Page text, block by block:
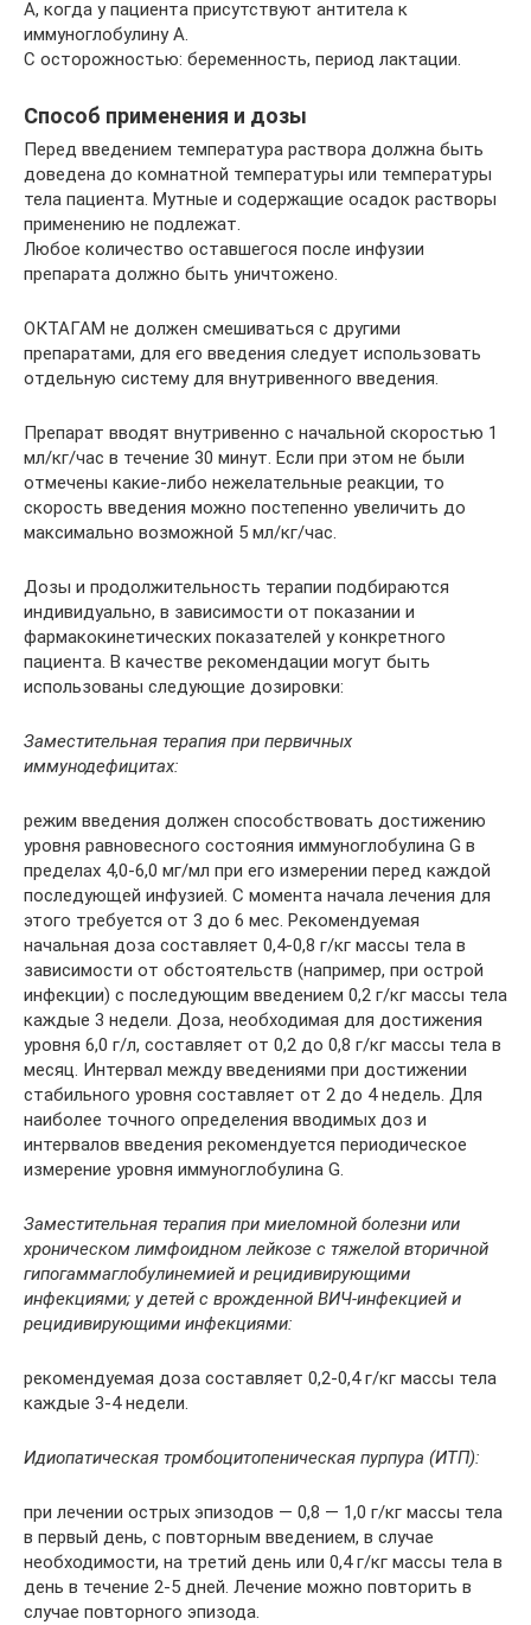
А, когда у пациента присутствуют антитела к
иммуноглобулину А.
С осторожностью: беременность, период лактации.
Способ применения и дозы
Перед введением температура раствора должна быть
доведена до комнатной температуры или температуры
тела пациента. Мутные и содержащие осадок растворы
применению не подлежат.
Любое количество оставшегося после инфузии
препарата должно быть уничтожено.
ОКТАГАМ не должен смешиваться с другими
препаратами, для его введения следует использовать
отдельную систему для внутривенного введения.
Препарат вводят внутривенно с начальной скоростью 1
мл/кг/час в течение 30 минут. Если при этом не были
отмечены какие-либо нежелательные реакции, то
скорость введения можно постепенно увеличить до
максимально возможной 5 мл/кг/час.
Дозы и продолжительность терапии подбираются
индивидуально, в зависимости от показании и
фармакокинетических показателей у конкретного
пациента. В качестве рекомендации могут быть
использованы следующие дозировки:
Заместительная терапия при первичных
иммунодефицитах:
режим введения должен способствовать достижению
уровня равновесного состояния иммуноглобулина G в
пределах 4,0-6,0 мг/мл при его измерении перед каждой
последующей инфузией. С момента начала лечения для
этого требуется от 3 до 6 мес. Рекомендуемая
начальная доза составляет 0,4-0,8 г/кг массы тела в
зависимости от обстоятельств (например, при острой
инфекции) с последующим введением 0,2 г/кг массы тела
каждые 3 недели. Доза, необходимая для достижения
уровня 6,0 г/л, составляет от 0,2 до 0,8 г/кг массы тела в
месяц. Интервал между введениями при достижении
стабильного уровня составляет от 2 до 4 недель. Для
наиболее точного определения вводимых доз и
интервалов введения рекомендуется периодическое
измерение уровня иммуноглобулина G.
Заместительная терапия при миеломной болезни или
хроническом лимфоидном лейкозе с тяжелой вторичной
гипогаммаглобулинемией и рецидивирующими
инфекциями; у детей с врожденной ВИЧ-инфекцией и
рецидивирующими инфекциями:
рекомендуемая доза составляет 0,2-0,4 г/кг массы тела
каждые 3-4 недели.
Идиопатическая тромбоцитопеническая пурпура (ИТП):
при лечении острых эпизодов — 0,8 — 1,0 г/кг массы тела
в первый день, с повторным введением, в случае
необходимости, на третий день или 0,4 г/кг массы тела в
день в течение 2-5 дней. Лечение можно повторить в
случае повторного эпизода.